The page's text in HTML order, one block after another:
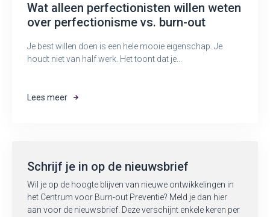
Wat alleen perfectionisten willen weten
over perfectionisme vs. burn-out
Je best willen doen is een hele mooie eigenschap. Je
houdt niet van half werk. Het toont dat je...
Lees meer
Schrijf je in op de nieuwsbrief
Wil je op de hoogte blijven van nieuwe ontwikkelingen in
het Centrum voor Burn-out Preventie? Meld je dan hier
aan voor de nieuwsbrief. Deze verschijnt enkele keren per